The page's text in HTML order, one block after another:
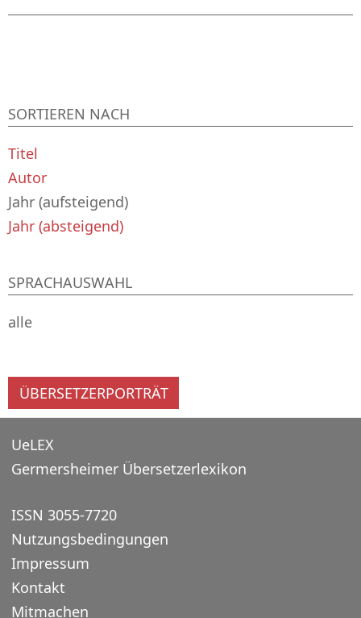
SORTIEREN NACH
Titel
Autor
Jahr (aufsteigend)
Jahr (absteigend)
SPRACHAUSWAHL
alle
ÜBERSETZERPORTRÄT
UeLEX
Germersheimer Übersetzerlexikon
ISSN 3055-7720
Nutzungsbedingungen
Impressum
Kontakt
Mitmachen